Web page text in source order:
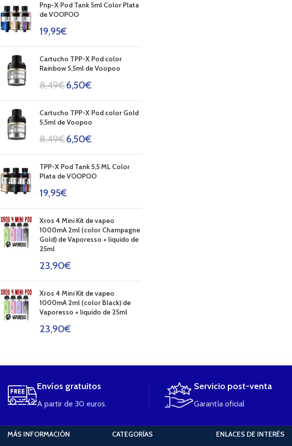
Pnp-X Pod Tank 5ml Color Plata
de VOOPOO
19,95€
Cartucho TPP-X Pod color
Rainbow 5,5ml de Voopoo
8,49€6,50€
Cartucho TPP-X Pod color Gold
5,5ml de Voopoo
8,49€6,50€
TPP-X Pod Tank 5,5 ML Color
Plata de VOOPOO
19,95€
Xros 4 Mini Kit de vapeo
1000mA 2ml (color Champagne
Gold) de Vaporesso + liquido de
25ml
23,90€
Xros 4 Mini Kit de vapeo
1000mA 2ml (color Black) de
Vaporesso + liquido de 25ml
23,90€
Envíos gratuitos
A partir de 30 euros.
Servicio post-venta
Garantía oficial
MÁS INFORMACIÓN
CATEGORÍAS
ENLACES DE INTERÉS